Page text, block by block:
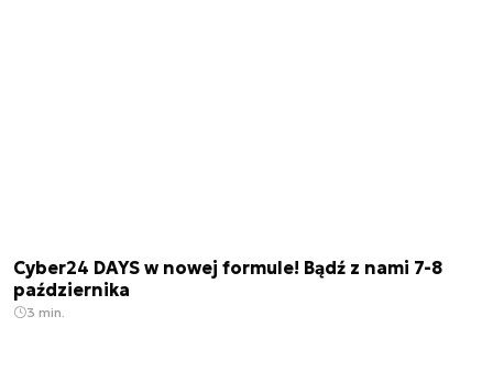
Cyber24 DAYS w nowej formule! Bądź z nami 7-8
października
3 min.